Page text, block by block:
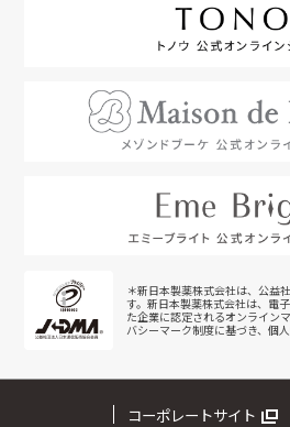
＊新日本製薬株式会社は、公益
す。新日本製薬株式会社は、電
た企業に認定されるオンライン
バシーマーク制度に基づき、個
コーポレートサイト